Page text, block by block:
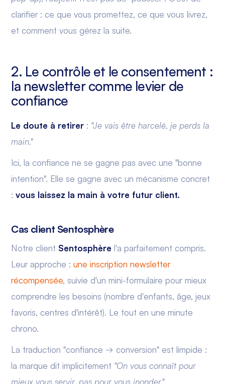
clarifier : ce que vous promettez, ce que vous livrez,
et comment vous gérez la suite.
2. Le contrôle et le consentement :
la newsletter comme levier de
confiance
Le doute à retirer : "Je vais être harcelé, je perds la
main."
Ici, la confiance ne se gagne pas avec une "bonne
intention". Elle se gagne avec un mécanisme concret
:vous laissez la main à votre futur client.
Cas client Sentosphère
Notre client Sentosphère l'a parfaitement compris.
Leur approche :une inscription newsletter
récompensée, suivie d'un mini-formulaire pour mieux
comprendre les besoins (nombre d'enfants, âge, jeux
favoris, centres d'intérêt). Le tout en une minute
chrono.
La traduction "confiance → conversion" est limpide :
la marque dit implicitement "On vous connaît pour
mieux vous servir, pas pour vous inonder."